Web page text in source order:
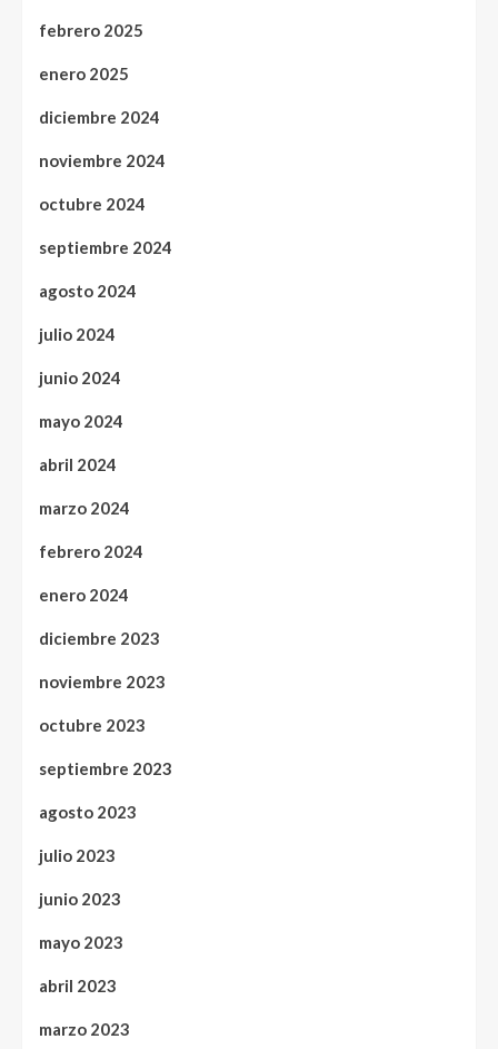
febrero 2025
enero 2025
diciembre 2024
noviembre 2024
octubre 2024
septiembre 2024
agosto 2024
julio 2024
junio 2024
mayo 2024
abril 2024
marzo 2024
febrero 2024
enero 2024
diciembre 2023
noviembre 2023
octubre 2023
septiembre 2023
agosto 2023
julio 2023
junio 2023
mayo 2023
abril 2023
marzo 2023